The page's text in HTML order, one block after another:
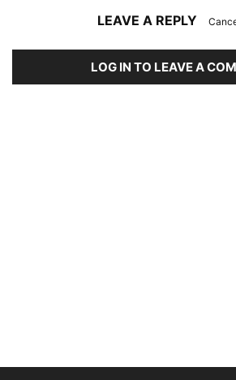
LEAVE A REPLY
LOG IN TO LEAVE A